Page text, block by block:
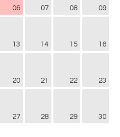
06 07 08 09
13 14 15 16
20 21 22 23
27 28 29 30